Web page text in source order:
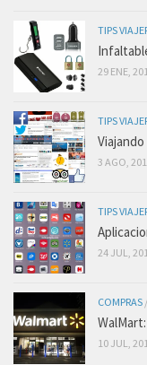
TIPS
29 ENE,
TIPS
3 AGO,
TIPS
24 JUL,
COMPRAS /
10 JUL,